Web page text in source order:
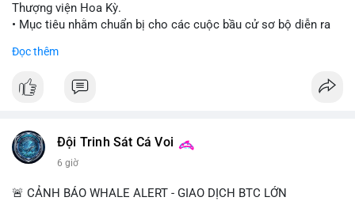
Thượng viện Hoa Kỳ.
• Mục tiêu nhằm chuẩn bị cho các cuộc bầu cử sơ bộ diễn ra
#vlikevn #titanbot
Đọc thêm
Đội Trinh Sát Cá Voi
6 giờ
🚨 CẢNH BÁO WHALE ALERT - GIAO DỊCH BTC LỚN